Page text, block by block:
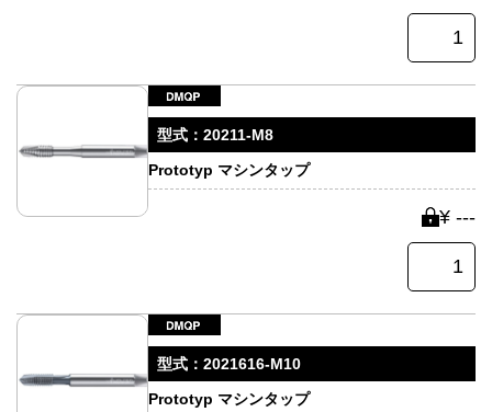
型式： 20211-M8
Prototyp マシンタップ
¥ ---
型式： 2021616-M10
Prototyp マシンタップ